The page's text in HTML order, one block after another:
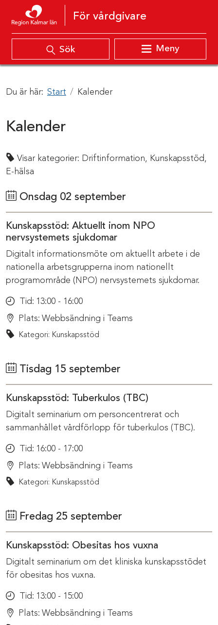
Hoppa till innehåll
För vårdgivare
Sök Meny
Du är här: Start Kalender
Kalender
Visar kategorier: Driftinformation, Kunskapsstöd,
E-hälsa
Onsdag 02 september
Kunskapsstöd: Aktuellt inom NPO
nervsystemets sjukdomar
Digitalt informationsmöte om aktuellt arbete i de
nationella arbetsgrupperna inom nationellt
programområde (NPO) nervsystemets sjukdomar.
Tid: 13:00 - 16:00
Plats: Webbsändning i Teams
Kategori: Kunskapsstöd
Tisdag 15 september
Kunskapsstöd: Tuberkulos (TBC)
Digitalt seminarium om personcentrerat och
sammanhållet vårdförlopp för tuberkulos (TBC).
Tid: 16:00 - 17:00
Plats: Webbsändning i Teams
Kategori: Kunskapsstöd
Fredag 25 september
Kunskapsstöd: Obesitas hos vuxna
Digitalt seminarium om det kliniska kunskapsstödet
för obesitas hos vuxna.
Tid: 13:00 - 15:00
Plats: Webbsändning i Teams